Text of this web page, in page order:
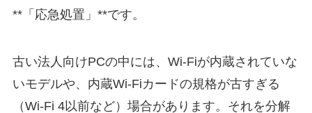
**「応急処置」**です。
古い法人向けPCの中には、Wi-Fiが内蔵されていな
いモデルや、内蔵Wi-Fiカードの規格が古すぎる
（Wi-Fi 4以前など）場合があります。それを分解